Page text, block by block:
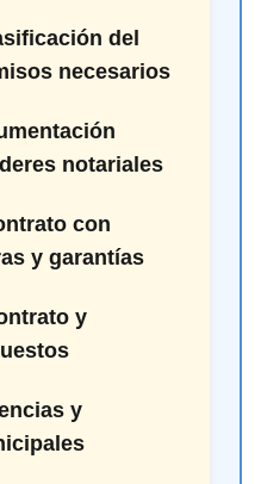
del
necesarios
notariales
con
y garantías
y
y